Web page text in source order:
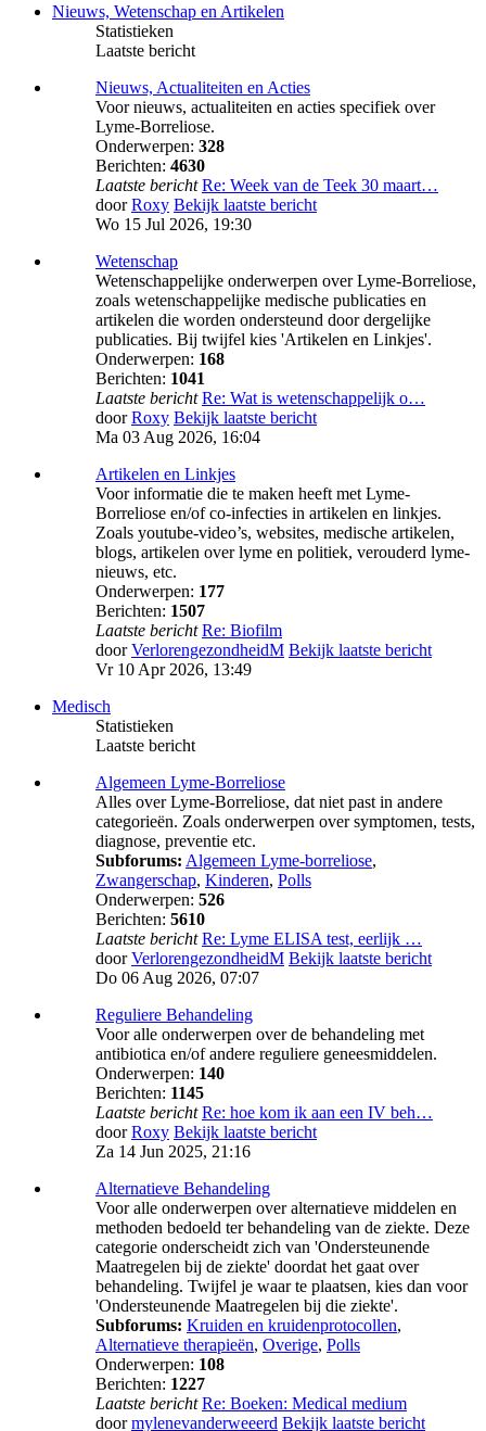
Nieuws, Wetenschap en Artikelen
Statistieken
Laatste bericht
Nieuws, Actualiteiten en Acties
Voor nieuws, actualiteiten en acties specifiek over
Lyme-Borreliose.
Onderwerpen: 328
Berichten: 4630
Laatste bericht Re: Week van de Teek 30 maart…
doorRoxy Bekijk laatste bericht
Wo 15 Jul 2026, 19:30
Wetenschap
Wetenschappelijke onderwerpen over Lyme-Borreliose,
zoals wetenschappelijke medische publicaties en
artikelen die worden ondersteund door dergelijke
publicaties. Bij twijfel kies 'Artikelen en Linkjes'.
Onderwerpen: 168
Berichten: 1041
Laatste bericht Re: Wat is wetenschappelijk o…
doorRoxy Bekijk laatste bericht
Ma 03 Aug 2026, 16:04
Artikelen en Linkjes
Voor informatie die te maken heeft met Lyme-
Borreliose en/of co-infecties in artikelen en linkjes.
Zoals youtube-video’s, websites, medische artikelen,
blogs, artikelen over lyme en politiek, verouderd lyme-
nieuws, etc.
Onderwerpen: 177
Berichten: 1507
Laatste bericht Re: Biofilm
doorVerlorengezondheidM Bekijk laatste bericht
Vr 10 Apr 2026, 13:49
Medisch
Statistieken
Laatste bericht
Algemeen Lyme-Borreliose
Alles over Lyme-Borreliose, dat niet past in andere
categorieën. Zoals onderwerpen over symptomen, tests,
diagnose, preventie etc.
Subforums: Algemeen Lyme-borreliose,
Zwangerschap, Kinderen, Polls
Onderwerpen: 526
Berichten: 5610
Laatste bericht Re: Lyme ELISA test, eerlijk …
doorVerlorengezondheidM Bekijk laatste bericht
Do 06 Aug 2026, 07:07
Reguliere Behandeling
Voor alle onderwerpen over de behandeling met
antibiotica en/of andere reguliere geneesmiddelen.
Onderwerpen: 140
Berichten: 1145
Laatste bericht Re: hoe kom ik aan een IV beh…
doorRoxy Bekijk laatste bericht
Za 14 Jun 2025, 21:16
Alternatieve Behandeling
Voor alle onderwerpen over alternatieve middelen en
methoden bedoeld ter behandeling van de ziekte. Deze
categorie onderscheidt zich van 'Ondersteunende
Maatregelen bij de ziekte' doordat het gaat over
behandeling. Twijfel je waar te plaatsen, kies dan voor
'Ondersteunende Maatregelen bij die ziekte'.
Subforums: Kruiden en kruidenprotocollen,
Alternatieve therapieën, Overige, Polls
Onderwerpen: 108
Berichten: 1227
Laatste bericht Re: Boeken: Medical medium
doormylenevanderweeerd Bekijk laatste bericht